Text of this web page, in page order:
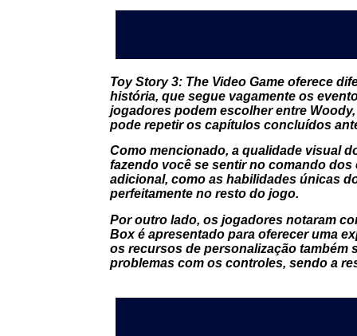
Toy Story 3: The Video Game oferece
história, que segue vagamente os
jogadores podem escolher entre
pode repetir os capítulos concluídos
Como mencionado, a qualidade visual
fazendo você se sentir no comando
adicional, como as habilidades únicas
perfeitamente no resto do jogo.
Por outro lado, os jogadores notaram
Box é apresentado para oferecer uma
os recursos de personalização também
problemas com os controles, sendo a